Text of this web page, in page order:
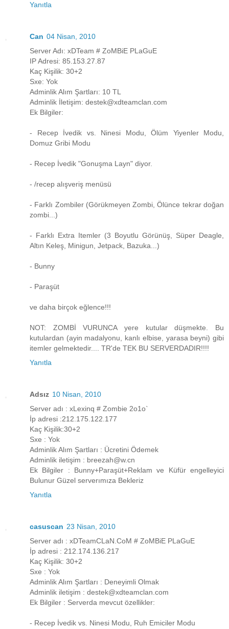
Yanıtla
Can 04 Nisan, 2010
Server Adı: xDTeam # ZoMBiE PLaGuE
IP Adresi: 85.153.27.87
Kaç Kişilik: 30+2
Sxe: Yok
Adminlik Alım Şartları: 10 TL
Adminlik İletişim: destek@xdteamclan.com
Ek Bilgiler:
- Recep İvedik vs. Ninesi Modu, Ölüm Yiyenler Modu,
Domuz Gribi Modu
- Recep İvedik "Gonuşma Layn" diyor.
- /recep alışveriş menüsü
- Farklı Zombiler (Görükmeyen Zombi, Ölünce tekrar doğan
zombi...)
- Farklı Extra Itemler (3 Boyutlu Görünüş, Süper Deagle,
Altın Keleş, Minigun, Jetpack, Bazuka...)
- Bunny
- Paraşüt
ve daha birçok eğlence!!!
NOT: ZOMBİ VURUNCA yere kutular düşmekte. Bu
kutulardan (ayin madalyonu, kanlı elbise, yarasa beyni) gibi
itemler gelmektedir.... TR'de TEK BU SERVERDADIR!!!!
Yanıtla
Adsız 10 Nisan, 2010
Server adı : xLexinq # Zombie 2o1o`
İp adresi :212.175.122.177
Kaç Kişilik:30+2
Sxe : Yok
Adminlik Alım Şartları : Ücretini Ödemek
Adminlik iletişim : breezah@w.cn
Ek Bilgiler : Bunny+Paraşüt+Reklam ve Küfür engelleyici
Bulunur Güzel serverımıza Bekleriz
Yanıtla
casuscan 23 Nisan, 2010
Server adı : xDTeamCLaN.CoM # ZoMBiE PLaGuE
İp adresi : 212.174.136.217
Kaç Kişilik: 30+2
Sxe : Yok
Adminlik Alım Şartları : Deneyimli Olmak
Adminlik iletişim : destek@xdteamclan.com
Ek Bilgiler : Serverda mevcut özellikler:
- Recep İvedik vs. Ninesi Modu, Ruh Emiciler Modu